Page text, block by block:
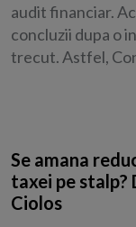
audit financiar.
concluzii dupa o
trecut. Astfel,
Se amana
taxei pe stalp?
Ciolos